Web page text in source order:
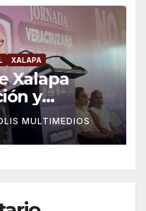
XALAPA
Xalapa
y
de
MULTIMEDIOS